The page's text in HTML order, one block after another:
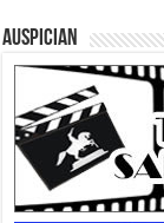
Auspician